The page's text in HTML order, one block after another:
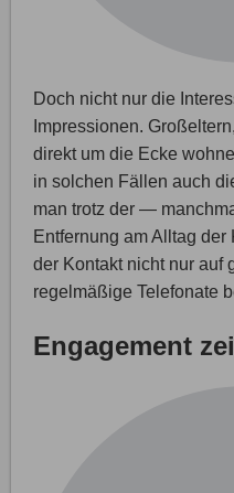
Doch nicht nur die
Impressionen.
direkt um die Ecke
in solchen Fällen auch
man trotz der —
Entfernung am Alltag
der Kontakt nicht nur auf
regelmäßige Telefonate
Engagement